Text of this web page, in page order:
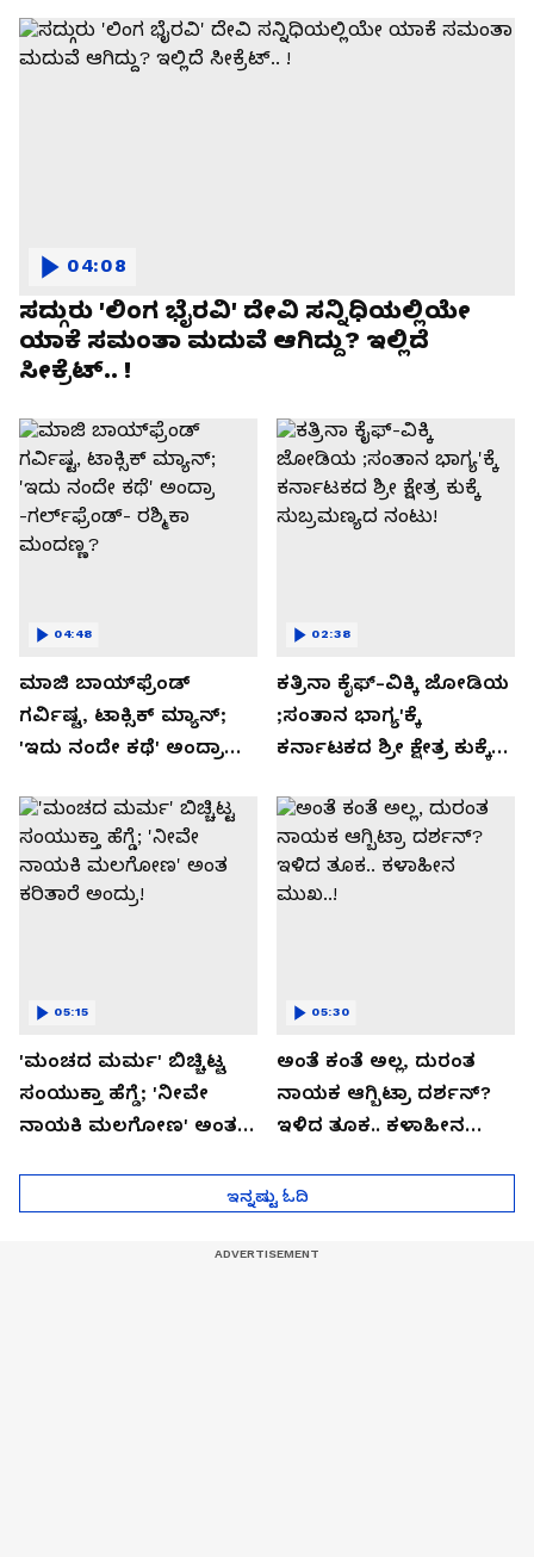
ಸದ್ಗುರು 'ಲಿಂಗ ಭೈರವಿ' ದೇವಿ ಸನ್ನಿಧಿಯಲ್ಲಿಯೇ
ಯಾಕೆ ಸಮಂತಾ ಮದುವೆ ಆಗಿದ್ದು? ಇಲ್ಲಿದೆ
ಸೀಕ್ರೆಟ್.. !
04:08
ಮಾಜಿ ಬಾಯ್‌ಫ್ರೆಂಡ್
ಗರ್ವಿಷ್ಟ, ಟಾಕ್ಸಿಕ್ ಮ್ಯಾನ್;
'ಇದು ನಂದೇ ಕಥೆ' ಅಂದ್ರಾ
ಮಂದಣ್ಣ?
04:48
ಕತ್ರಿನಾ ಕೈಫ್-ವಿಕ್ಕಿ ಜೋಡಿಯ
;ಸಂತಾನ ಭಾಗ್ಯ'ಕ್ಕೆ
ಕರ್ನಾಟಕದ ಶ್ರೀ ಕ್ಷೇತ್ರ ಕುಕ್ಕೆ
02:38
'ಮಂಚದ ಮರ್ಮ' ಬಿಚ್ಚಿಟ್ಟ
ಸಂಯುಕ್ತಾ ಹೆಗ್ಡೆ; 'ನೀವೇ
ನಾಯಕಿ ಮಲಗೋಣ' ಅಂತ
05:15
ಅಂತೆ ಕಂತೆ ಅಲ್ಲ, ದುರಂತ
ನಾಯಕ ಆಗ್ಬಿಟ್ರಾ ದರ್ಶನ್?
ಇಳಿದ ತೂಕ.. ಕಳಾಹೀನ
05:30
ಇನ್ನಷ್ಟು ಓದಿ